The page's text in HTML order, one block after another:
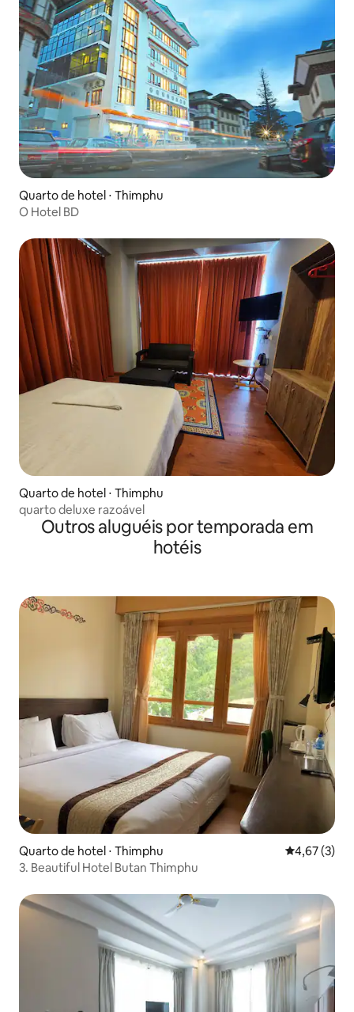
Quarto de hotel ⋅ Thimphu
O Hotel BD
Quarto de hotel ⋅ Thimphu
quarto deluxe razoável
Outros aluguéis por temporada em
hotéis
Quarto de hotel ⋅ Thimphu 4,67 de
4,67 (3)
3. Beautiful Hotel Butan Thimphu